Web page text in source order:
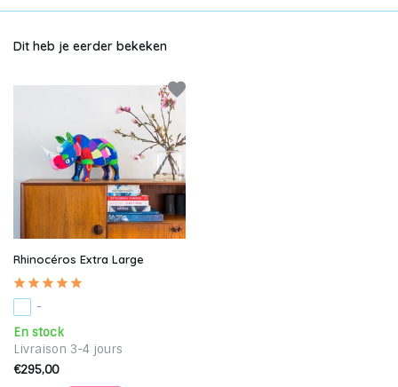
Dit heb je eerder bekeken
Rhinocéros Extra Large
-
En stock
Livraison 3-4 jours
€295,00